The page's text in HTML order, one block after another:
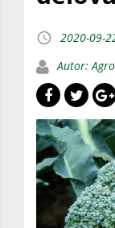
2020-09-
Autor: